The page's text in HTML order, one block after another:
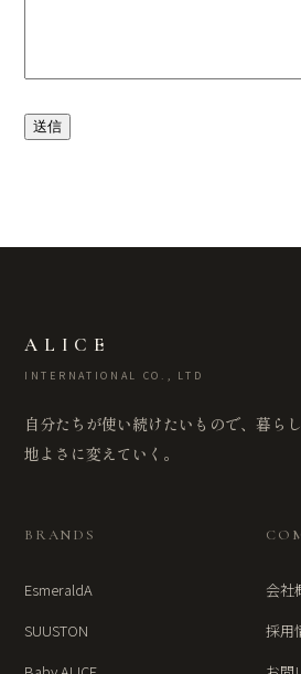
ALICE
INTERNATIONAL CO., LTD
自分たちが使い続けたいもので、暮ら
地よさに変えていく。
BRANDS
EsmeraldA
SUUSTON
会社
採用